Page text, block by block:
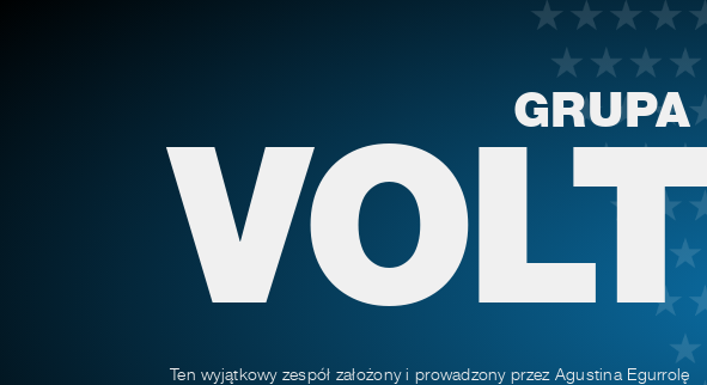
GRUPA
VOLT
Ten wyjątkowy zespół założony i prowadzony przez Agustina Egurrolę